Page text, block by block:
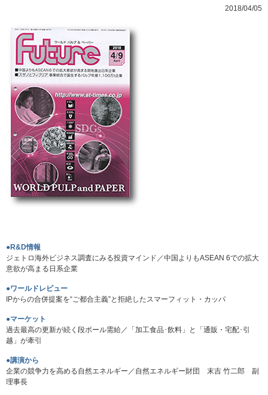
2018/04/05
●R&D情報
ジェトロ海外ビジネス調査にみる投資マインド／中国よりもASEAN 6での拡大
意欲が高まる日系企業
●ワールドレビュー
IPからの合併提案を“ご都合主義”と拒絶したスマーフィット・カッパ
●マーケット
過去最高の更新が続く段ボール需給／「加工食品･飲料」と「通販・宅配･引
越」が牽引
●講演から
企業の競争力を高める自然エネルギー／自然エネルギー財団 末吉 竹二郎 副
理事長